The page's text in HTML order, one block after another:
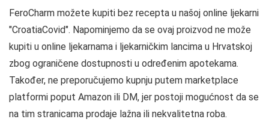
FeroCharm možete kupiti bez recepta u našoj online ljekarni
"CroatiaCovid". Napominjemo da se ovaj proizvod ne može
kupiti u online ljekarnama i ljekarničkim lancima u Hrvatskoj
zbog ograničene dostupnosti u određenim apotekama.
Također, ne preporučujemo kupnju putem marketplace
platformi poput Amazon ili DM, jer postoji mogućnost da se
na tim stranicama prodaje lažna ili nekvalitetna roba.